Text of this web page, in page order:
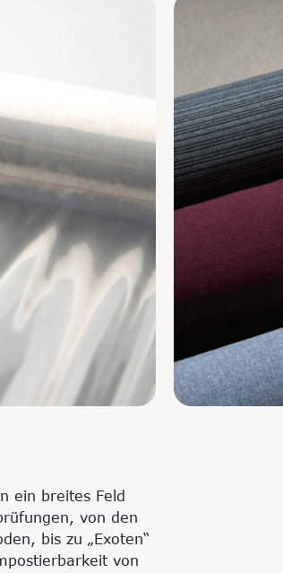
ein breites Feld
von den
bis zu „Exoten“
von